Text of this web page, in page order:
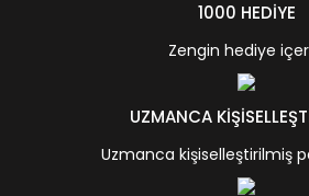
1000 HEDİYE
Zengin hediye
UZMANCA
Uzmanca kişiselleştirilmiş